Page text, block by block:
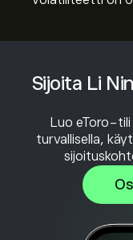
Sijoita Li
Luo eToro-tili
turvallisella,